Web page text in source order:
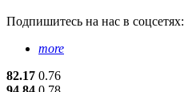
Подпишитесь на нас в соцсетях:
more
82.17 0.76